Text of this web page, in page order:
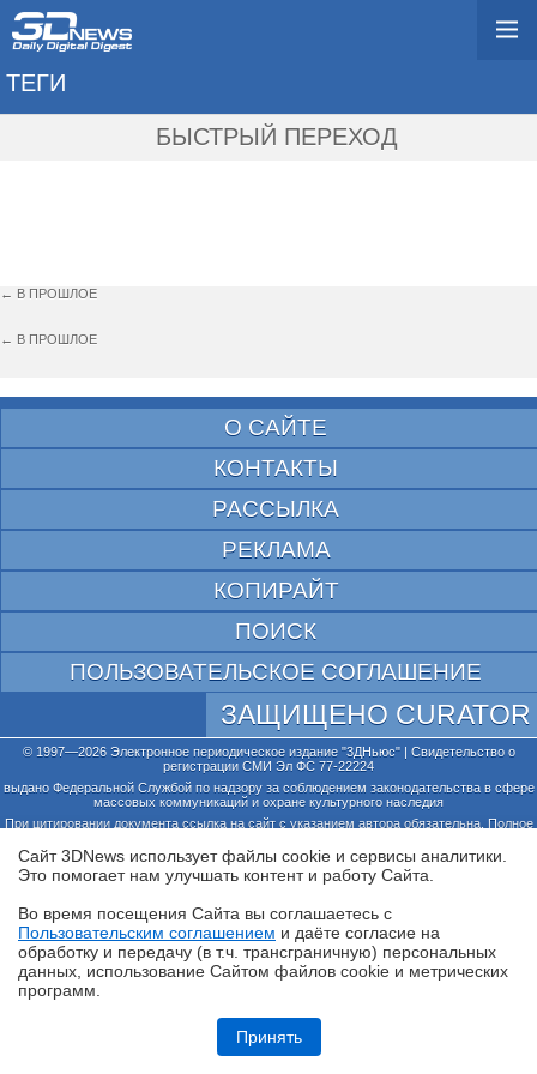
Обзор ноутбука ASUS Zenbook Duo UX8407A (UX8407AA-SN279X) с
ТЕГИ
БЫСТРЫЙ ПЕРЕХОД
← В ПРОШЛОЕ
← В ПРОШЛОЕ
О САЙТЕ
КОНТАКТЫ
РАССЫЛКА
РЕКЛАМА
КОПИРАЙТ
ПОИСК
ПОЛЬЗОВАТЕЛЬСКОЕ СОГЛАШЕНИЕ
ЗАЩИЩЕНО CURATOR
© 1997—2026 Электронное периодическое издание "3ДНьюс" | Свидетельство о
регистрации СМИ Эл ФС 77-22224
выдано Федеральной Службой по надзору за соблюдением законодательства в сфере
массовых коммуникаций и охране культурного наследия
При цитировании документа ссылка на сайт с указанием автора обязательна. Полное
российского и международного законодательства и возможно только с согласия
редакции 3DNews.
Сайт 3DNews использует файлы cookie и сервисы аналитики.
Это помогает нам улучшать контент и работу Cайта.
Во время посещения Cайта вы соглашаетесь с
Пользовательским соглашением и даёте согласие на
обработку и передачу (в т.ч. трансграничную) персональных
данных, использование Cайтом файлов cookie и метрических
программ.
Принять